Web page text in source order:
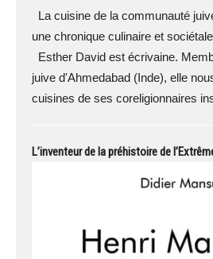
La cuisine de la communauté
une chronique culinaire et
Esther David est écrivaine.
juive d'Ahmedabad (Inde), elle
cuisines de ses coreligionnaires
L’inventeur de la préhistoire de